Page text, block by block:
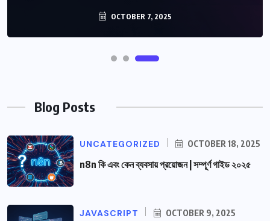
OCTOBER 7, 2025
OCTOBER 18, 2025
Blog Posts
UNCATEGORIZED OCTOBER 18, 2025
n8n কি এবং কেন ব্যবসায় প্রয়োজন | সম্পূর্ণ গাইড ২০২৫
JAVASCRIPT OCTOBER 9, 2025